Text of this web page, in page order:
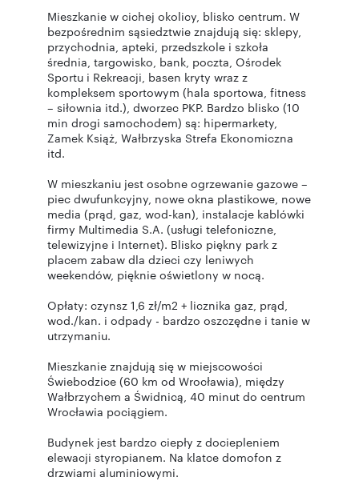
Mieszkanie w cichej okolicy, blisko centrum. W
bezpośrednim sąsiedztwie znajdują się: sklepy,
przychodnia, apteki, przedszkole i szkoła
średnia, targowisko, bank, poczta, Ośrodek
Sportu i Rekreacji, basen kryty wraz z
kompleksem sportowym (hala sportowa, fitness
– siłownia itd.), dworzec PKP. Bardzo blisko (10
min drogi samochodem) są: hipermarkety,
Zamek Książ, Wałbrzyska Strefa Ekonomiczna
itd.
W mieszkaniu jest osobne ogrzewanie gazowe –
piec dwufunkcyjny, nowe okna plastikowe, nowe
media (prąd, gaz, wod-kan), instalacje kablówki
firmy Multimedia S.A. (usługi telefoniczne,
telewizyjne i Internet). Blisko piękny park z
placem zabaw dla dzieci czy leniwych
weekendów, pięknie oświetlony w nocą.
Opłaty: czynsz 1,6 zł/m2 + licznika gaz, prąd,
wod./kan. i odpady - bardzo oszczędne i tanie w
utrzymaniu.
Mieszkanie znajdują się w miejscowości
Świebodzice (60 km od Wrocławia), między
Wałbrzychem a Świdnicą, 40 minut do centrum
Wrocławia pociągiem.
Budynek jest bardzo ciepły z dociepleniem
elewacji styropianem. Na klatce domofon z
drzwiami aluminiowymi.